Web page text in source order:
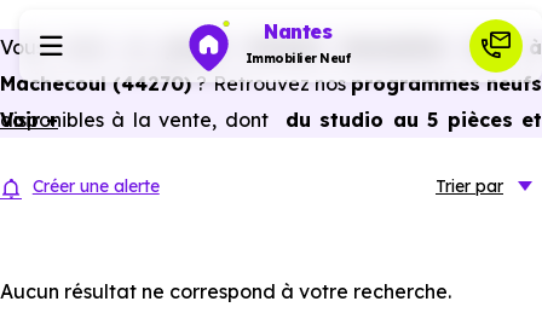
Nantes
Immobilier Neuf
Investir
Vous avez un
projet d’achat immobilier neuf à
Machecoul (44270) ? Retrouvez nos programmes neufs
disponibles à la vente, dont
du studio au 5 pièces et
avantages du neuf :PTZ, TVA réduitedans certains cas,
Voir +
Créer une alerte Trier par
Aucun résultat ne correspond à votre recherche.